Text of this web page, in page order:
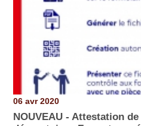
06 avr 2020
NOUVEAU - Attestation